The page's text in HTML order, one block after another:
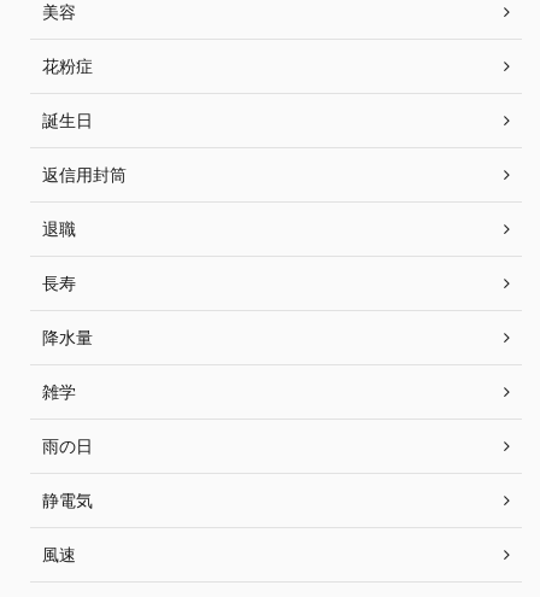
美容
花粉症
誕生日
返信用封筒
退職
長寿
降水量
雑学
雨の日
静電気
風速